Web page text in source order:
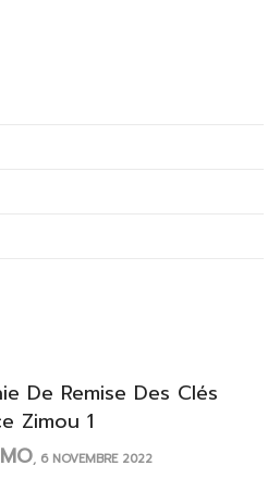
De Remise Des Clés
Zimou 1
, 6 NOVEMBRE 2022